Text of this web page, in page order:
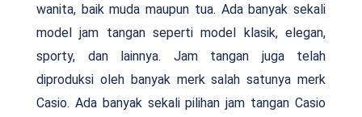
wanita, baik muda maupun tua. Ada banyak sekali
model jam tangan seperti model klasik, elegan,
sporty, dan lainnya. Jam tangan juga telah
diproduksi oleh banyak merk salah satunya merk
Casio. Ada banyak sekali pilihan jam tangan Casio